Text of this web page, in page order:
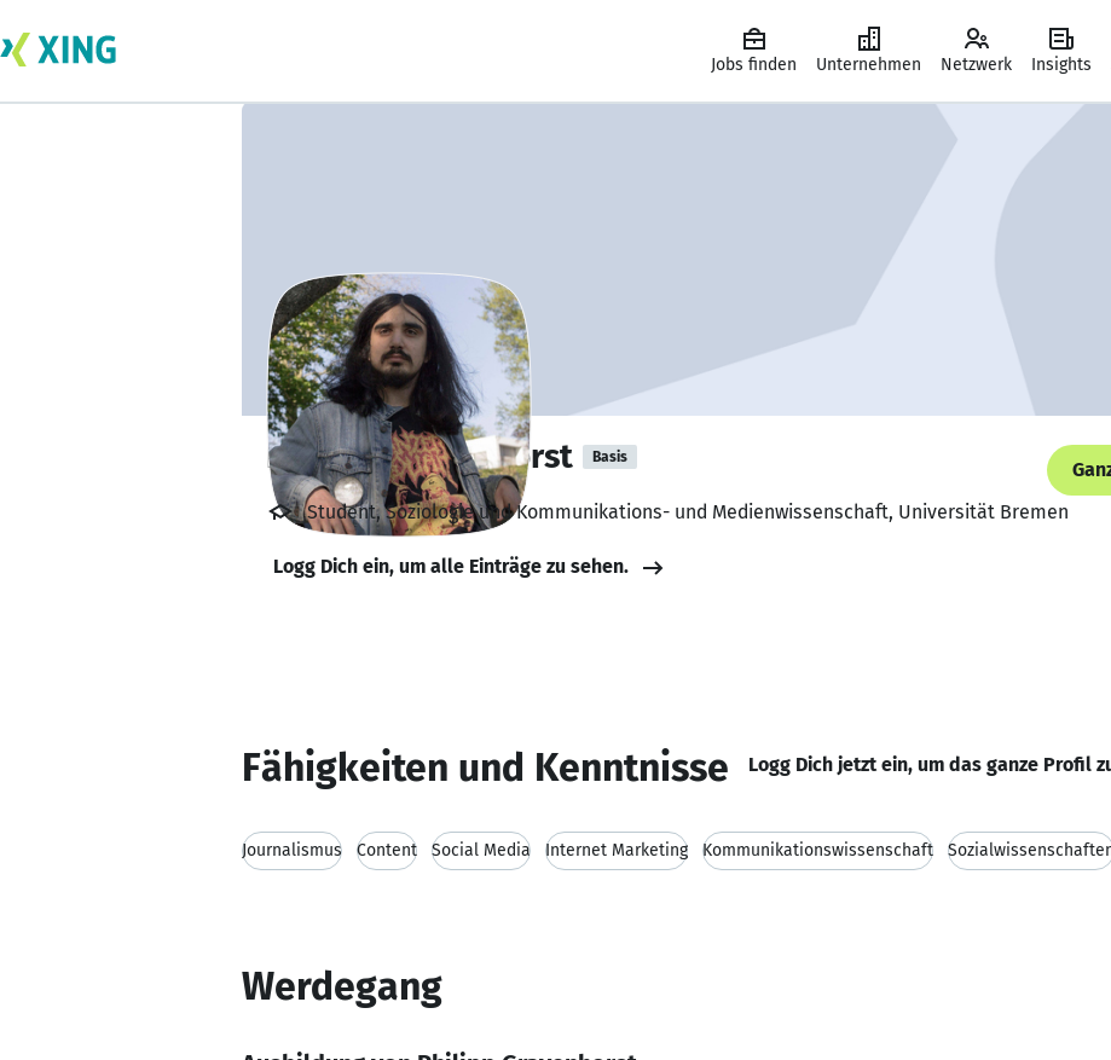
Jobs finden Unternehmen Netzwerk Insights
Philipp Gravenhorst Basis
Student, Soziologie und Kommunikations- und Medienwissenschaft, Universität Bremen
Logg Dich ein, um alle Einträge zu sehen.
Fähigkeiten und Kenntnisse Logg Dich jetzt ein, um das ganze Profil
Journalismus Content Social Media Internet Marketing Kommunikationswissenschaft
Werdegang